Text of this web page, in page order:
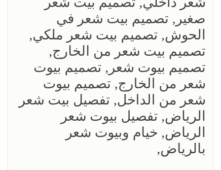
صغير, تصميم بيت شعر في
الحوش, تصميم بيت شعر ملكي,
تصميم بيت شعر من الخارج,
تصميم بيوت شعر, تصميم بيوت
شعر من الخارج, تصميم بيوت
شعر من الداخل, تفصيل بيت شعر
الرياض, تفصيل بيوت شعر
الرياض, خيام وبيوت شعر
بالرياض,